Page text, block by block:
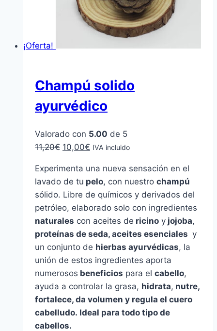
¡Oferta!
Champú solido
ayurvédico
Valorado con 5.00 de 5
11,20€ El
original
era:
11,20€.
10,00€ El
actual
es:
10,00€.
IVA incluido
Experimenta una nueva sensación en el
lavado de tu pelo, con nuestro champú
sólido. Libre de químicos y derivados del
petróleo, elaborado solo con ingredientes
naturales con aceites de ricino y jojoba,
proteínas de seda, aceites esenciales y
un conjunto de hierbas ayurvédicas, la
unión de estos ingredientes aporta
numerosos beneficios para el cabello,
ayuda a controlar la grasa, hidrata, nutre,
fortalece, da volumen y regula el cuero
cabelludo. Ideal para todo tipo de
cabellos.